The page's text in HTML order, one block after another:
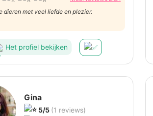
dieren met veel liefde en plezier.
Het profiel bekijken
Gina
5/5 (1 reviews)